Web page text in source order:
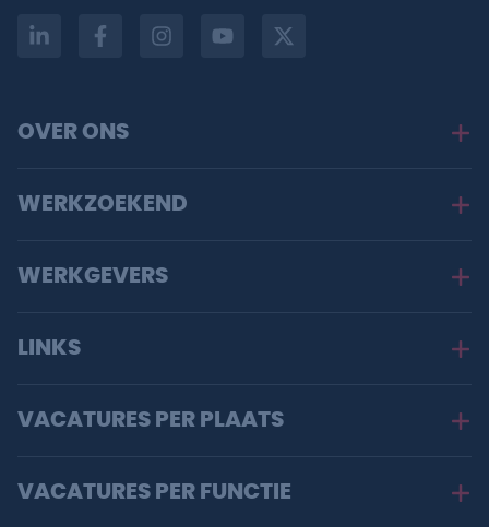
OVER ONS
WERKZOEKEND
WERKGEVERS
LINKS
VACATURES PER PLAATS
VACATURES PER FUNCTIE